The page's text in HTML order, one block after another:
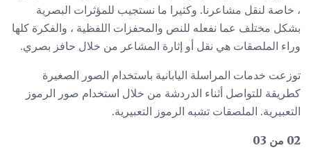
، خاصة لنقل مشاعرنا. وكثيرا ما نستجيب للمؤثرات البصرية
بشكل مختلف عما نفعله للنص والمحفزات اللفظية ، والفكرة كلها
وراء الملصقات هي نقل أو إثارة المشاعر من خلال حافز بصري.
توزعت خدمات المراسلة اليابانية باستخدام الصور الصغيرة
كطريقة للتواصل أثناء الدردشة من خلال استخدام صور الرموز
التعبيرية. الملصقات تشبه الرموز التعبيرية.
02 من 03